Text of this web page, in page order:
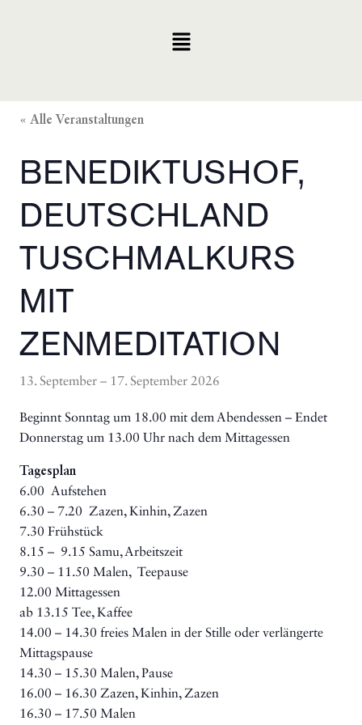
Menu
KURSDATEN
KARTENSETS
KONTAKT
« Alle Veranstaltungen
BENEDIKTUSHOF,
DEUTSCHLAND
TUSCHMALKURS
MIT
ZENMEDITATION
13. September – 17. September 2026
Beginnt Sonntag um 18.00 mit dem Abendessen – Endet
Donnerstag um 13.00 Uhr nach dem Mittagessen
Tagesplan
6.00 Aufstehen
6.30 – 7.20 Zazen, Kinhin, Zazen
7.30 Frühstück
8.15 – 9.15 Samu, Arbeitszeit
9.30 – 11.50 Malen, Teepause
12.00 Mittagessen
ab 13.15 Tee, Kaffee
14.00 – 14.30 freies Malen in der Stille oder verlängerte
Mittagspause
14.30 – 15.30 Malen, Pause
16.00 – 16.30 Zazen, Kinhin, Zazen
16.30 – 17.50 Malen